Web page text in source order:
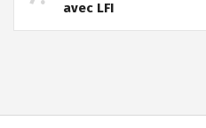
avec LFI